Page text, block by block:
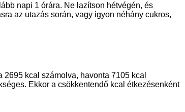
napi 1 órára. Ne lazítson hétvégén, és
az utazás során, vagy igyon néhány cukros,
kcal számolva, havonta 7105 kcal
Ekkor a csökkentendő kcal étkezésenként